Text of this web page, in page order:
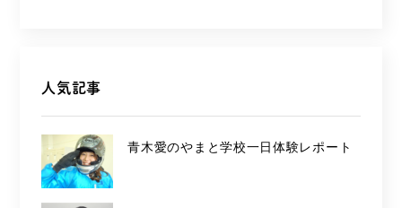
人気記事
青木愛のやまと学校一日体験レポート